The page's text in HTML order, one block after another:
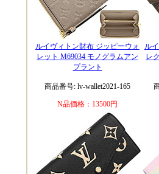
ルイヴィトン財布 ジッピーウォ
レット M69034 モノグラムアン
プラント
商品番号: lv-wallet2021-165
N品価格：13500円
ル
レ